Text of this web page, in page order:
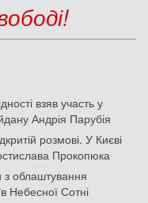
взяв участь у
Андрія Парубія
розмові. У Києві
Прокопюка
з облаштування
Небесної Сотні